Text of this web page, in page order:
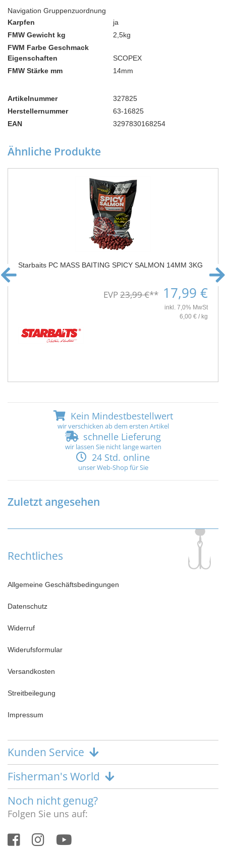
Navigation Gruppenzuordnung
Karpfen
ja
FMW Gewicht kg
2,5kg
FWM Farbe Geschmack
Eigenschaften
SCOPEX
FMW Stärke mm
14mm
Artikelnummer
327825
Herstellernummer
63-16825
EAN
3297830168254
Ähnliche Produkte
Starbaits PC MASS BAITING SPICY SALMON 14MM 3KG
EVP23,99 €** 17,99 €
inkl. 7,0% MwSt
6,00 € / kg
Kein Mindestbestellwert
wir verschicken ab dem ersten Artikel
schnelle Lieferung
wir lassen Sie nicht lange warten
24 Std. online
unser Web-Shop für Sie
Zuletzt angesehen
Rechtliches
Allgemeine Geschäftsbedingungen
Datenschutz
Widerruf
Widerufsformular
Versandkosten
Streitbeilegung
Impressum
Kunden Service
Fisherman's World
Noch nicht genug?
Folgen Sie uns auf: